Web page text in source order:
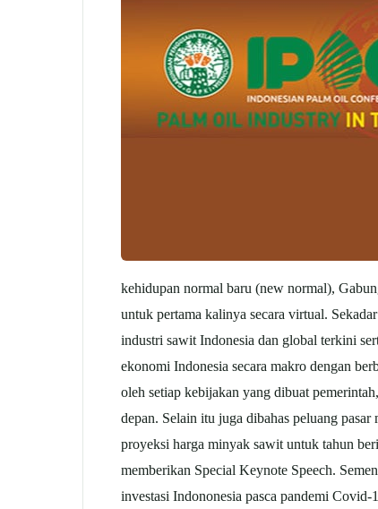
kehidupan normal baru (new normal),
untuk pertama kalinya secara virtual.
industri sawit Indonesia dan global terkini
ekonomi Indonesia secara makro dengan
oleh setiap kebijakan yang dibuat
depan. Selain itu juga dibahas peluang
proyeksi harga minyak sawit untuk tahun
memberikan Special Keynote Speech.
investasi Indononesia pasca pandemi